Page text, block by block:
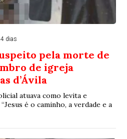
dias
pela morte de
de igreja
d’Ávila
atuava como levita e
é o caminho, a verdade e a